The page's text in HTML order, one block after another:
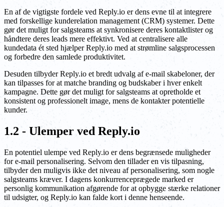
En af de vigtigste fordele ved Reply.io er dens evne til at integrere
med forskellige kunderelation management (CRM) systemer. Dette
gør det muligt for salgsteams at synkronisere deres kontaktlister og
håndtere deres leads mere effektivt. Ved at centralisere alle
kundedata ét sted hjælper Reply.io med at strømline salgsprocessen
og forbedre den samlede produktivitet.
Desuden tilbyder Reply.io et bredt udvalg af e-mail skabeloner, der
kan tilpasses for at matche branding og budskaber i hver enkelt
kampagne. Dette gør det muligt for salgsteams at opretholde et
konsistent og professionelt image, mens de kontakter potentielle
kunder.
1.2 - Ulemper ved Reply.io
En potentiel ulempe ved Reply.io er dens begrænsede muligheder
for e-mail personalisering. Selvom den tillader en vis tilpasning,
tilbyder den muligvis ikke det niveau af personalisering, som nogle
salgsteams kræver. I dagens konkurrenceprægede marked er
personlig kommunikation afgørende for at opbygge stærke relationer
til udsigter, og Reply.io kan falde kort i denne henseende.